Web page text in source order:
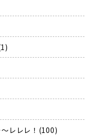
レレレ！(100)